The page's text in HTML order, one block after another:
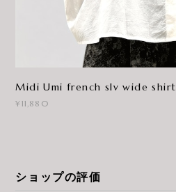
Midi Umi french slv wide shirt
¥11,880
ショップの評価